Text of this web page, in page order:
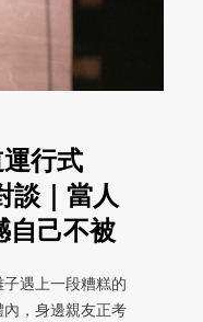
行式
談｜當人
自己不被
遇上一段糟糕的
，身邊親友正考